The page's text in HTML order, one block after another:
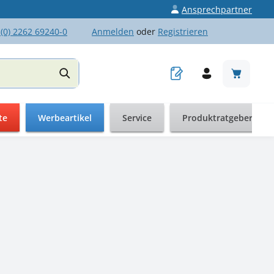
Ansprechpartner
2262 69240-0 Anmelden oder Registrieren
Werbeartikel Service Produktratgeber